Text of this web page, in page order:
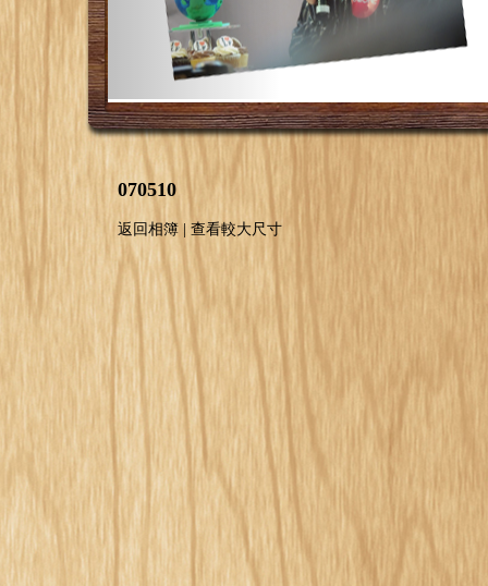
070510
返回相簿 查看較大尺寸